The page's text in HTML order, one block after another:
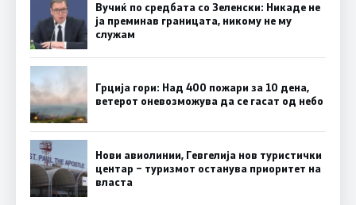
Вучиќ по средбата со Зеленски: Никаде не
ја преминав границата, никому не му
служам
Грција гори: Над 400 пожари за 10 дена,
ветерот оневозможува да се гасат од небо
Нови авиолинии, Гевгелија нов туристички
центар – туризмот останува приоритет на
власта